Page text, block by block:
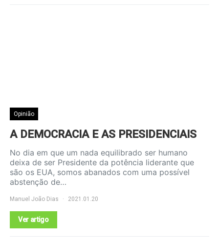
Opinião
A DEMOCRACIA E AS PRESIDENCIAIS
No dia em que um nada equilibrado ser humano
deixa de ser Presidente da potência liderante que
são os EUA, somos abanados com uma possível
abstenção de…
Manuel João Dias 2021.01.20
Ver artigo